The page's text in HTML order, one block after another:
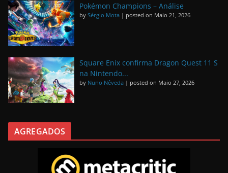
Pokémon Champions – Análise
by Sérgio Mota | posted on Maio 21, 2026
Square Enix confirma Dragon Quest 11 S
na Nintendo...
by Nuno Nêveda | posted on Maio 27, 2026
AGREGADOS